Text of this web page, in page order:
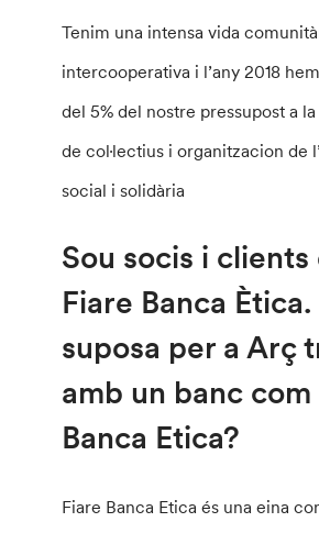
Tenim una intensa vida
intercooperativa i l’any 2018
del 5% del nostre pressupost a
de col·lectius i organitzacion de
social i solidària
Sou socis i clients
Fiare Banca
suposa per a Arç
amb un banc com
Banca Etica?
Fiare Banca Etica és una eina